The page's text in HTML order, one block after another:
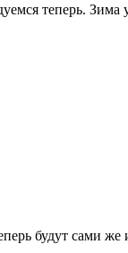
теперь. Зима
будут сами же